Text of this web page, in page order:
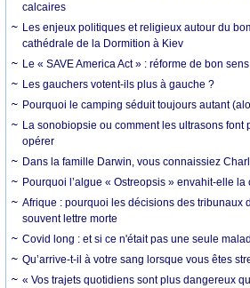
calcaires
Les enjeux politiques et religieux autour du
cathédrale de la Dormition à Kiev
Le « SAVE America Act » : réforme de bon
Les gauchers votent-ils plus à gauche ?
Pourquoi le camping séduit toujours autant
La sonobiopsie ou comment les ultrasons font
opérer
Dans la famille Darwin, vous connaissiez
Pourquoi l’algue « Ostreopsis » envahit-elle
Afrique : pourquoi les décisions des tribunaux
souvent lettre morte
Covid long : et si ce n'était pas une seule
Qu’arrive-t-il à votre sang lorsque vous êtes
« Vos trajets quotidiens sont plus dangereux